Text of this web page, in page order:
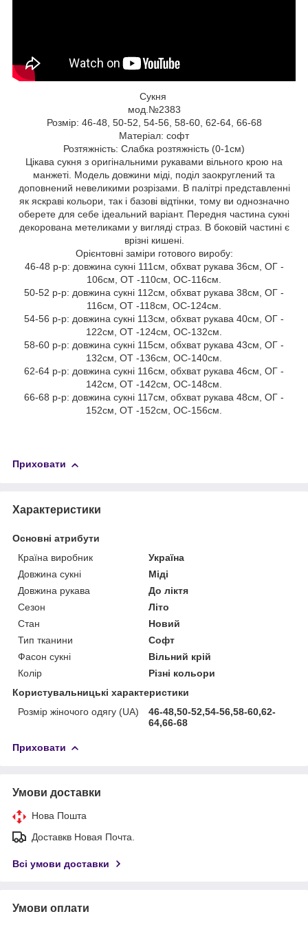
Сукня
мод.№2383
Розмір: 46-48, 50-52, 54-56, 58-60, 62-64, 66-68
Матеріал: софт
Розтяжність: Слабка розтяжність (0-1см)
Цікава сукня з оригінальними рукавами вільного крою на
манжеті. Модель довжини міді, поділ заокруглений та
доповнений невеликими розрізами. В палітрі представленні
як яскраві кольори, так і базові відтінки, тому ви однозначно
оберете для себе ідеальний варіант. Передня частина сукні
декорована метеликами у вигляді страз. В боковій частині є
врізні кишені.
Орієнтовні заміри готового виробу:
46-48 р-р: довжина сукні 111см, обхват рукава 36см, ОГ -
106см, ОТ -110см, ОС-116см.
50-52 р-р: довжина сукні 112см, обхват рукава 38см, ОГ -
116см, ОТ -118см, ОС-124см.
54-56 р-р: довжина сукні 113см, обхват рукава 40см, ОГ -
122см, ОТ -124см, ОС-132см.
58-60 р-р: довжина сукні 115см, обхват рукава 43см, ОГ -
132см, ОТ -136см, ОС-140см.
62-64 р-р: довжина сукні 116см, обхват рукава 46см, ОГ -
142см, ОТ -142см, ОС-148см.
66-68 р-р: довжина сукні 117см, обхват рукава 48см, ОГ -
152см, ОТ -152см, ОС-156см.
Приховати
Характеристики
Основні атрибути
Країна виробник
Україна
Довжина сукні
Міді
Довжина рукава
До ліктя
Сезон
Літо
Стан
Новий
Тип тканини
Софт
Фасон сукні
Вільний крій
Колір
Різні кольори
Користувальницькі характеристики
Розмір жіночого одягу (UA)
46-48,50-52,54-56,58-60,62-
64,66-68
Приховати
Умови доставки
Нова Пошта
Доставкв Новая Почта.
Всі умови доставки
Умови оплати